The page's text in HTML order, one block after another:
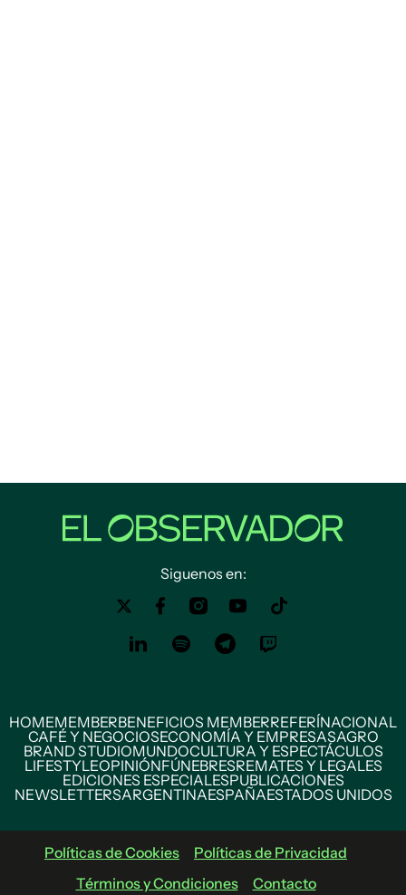
Siguenos en:
HOMEMEMBERBENEFICIOS MEMBERREFERÍNACIONAL
CAFÉ Y NEGOCIOSECONOMÍA Y EMPRESASAGRO
BRAND STUDIOMUNDOCULTURA Y ESPECTÁCULOS
LIFESTYLEOPINIÓNFÚNEBRESREMATES Y LEGALES
EDICIONES ESPECIALESPUBLICACIONES
NEWSLETTERSARGENTINAESPAÑAESTADOS UNIDOS
Políticas de Cookies
Políticas de Privacidad
Términos y Condiciones
Contacto